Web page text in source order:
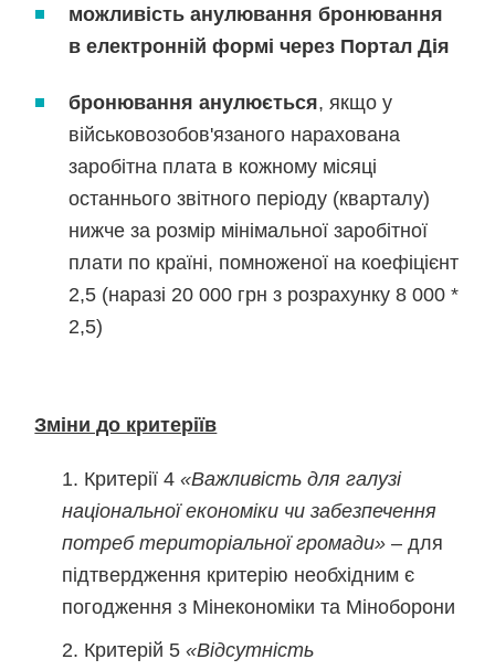
можливість анулювання бронювання
в електронній формі через Портал Дія
бронювання анулюється, якщо у
військовозобов'язаного нарахована
заробітна плата в кожному місяці
останнього звітного періоду (кварталу)
нижче за розмір мінімальної заробітної
плати по країні, помноженої на коефіцієнт
2,5 (наразі 20 000 грн з розрахунку 8 000 *
2,5)
Зміни до критеріїв
Критерії 4«Важливість для галузі
національної економіки чи забезпечення
потреб територіальної громади» – для
підтвердження критерію необхідним є
погодження з Мінекономіки та Міноборони
Критерій 5«Відсутність